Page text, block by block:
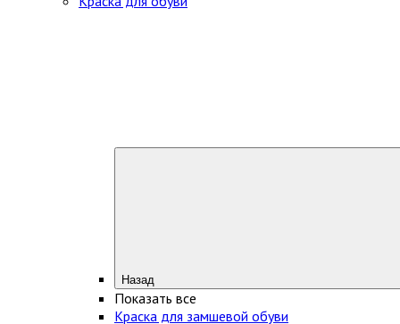
Назад
Показать все
Краска для замшевой обуви